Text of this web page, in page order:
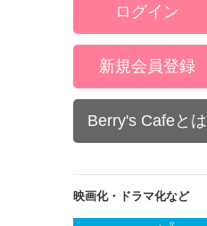
ログイン
新規会員登録
Berry's Cafeとは
映画化・ドラマ化など